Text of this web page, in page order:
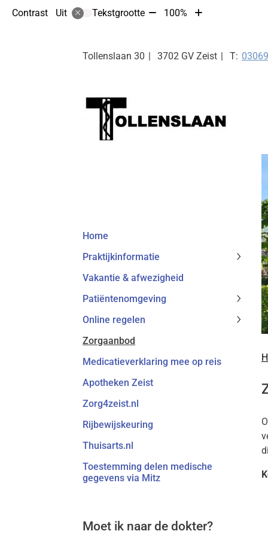
Contrast Uit Tekstgrootte Tekst
10%
100%
Tekst
10%
Tollenslaan 30 3702 GV Zeist Tel:
Home
Praktijkinformatie
Vakantie & afwezigheid
Patiëntenomgeving
Online regelen
Online
Zorgaanbod
Medicatieverklaring mee op reis
Apotheken Zeist
Zorg4zeist.nl
Rijbewijskeuring
Thuisarts.nl
Toestemming delen medische
gegevens via Mitz
Moet ik naar de dokter?